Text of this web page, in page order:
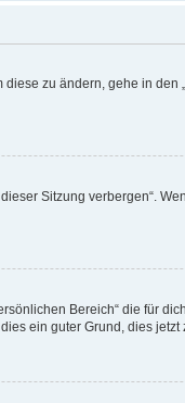
zu ändern, gehe in den
Sitzung verbergen“.
Bereich“ die für
ein guter Grund, dies jetzt